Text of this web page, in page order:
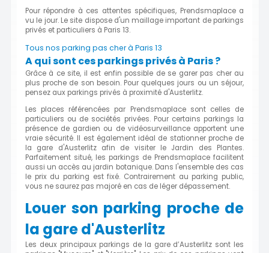
Pour répondre à ces attentes spécifiques, Prendsmaplace a
vu le jour. Le site dispose d'un maillage important de parkings
privés et particuliers à Paris 13.
Tous nos parking pas cher à Paris 13
A qui sont ces parkings privés à Paris ?
Grâce à ce site, il est enfin possible de se garer pas cher au
plus proche de son besoin. Pour quelques jours ou un séjour,
pensez aux parkings privés à proximité d'Austerlitz.
Les places référencées par Prendsmaplace sont celles de
particuliers ou de sociétés privées. Pour certains parkings la
présence de gardien ou de vidéosurveillance apportent une
vraie sécurité. Il est également idéal de stationner proche de
la gare d'Austerlitz afin de visiter le Jardin des Plantes.
Parfaitement situé, les parkings de Prendsmaplace facilitent
aussi un accès au jardin botanique. Dans l'ensemble des cas
le prix du parking est fixé. Contrairement au parking public,
vous ne saurez pas majoré en cas de léger dépassement.
Louer son parking proche de
la gare d'Austerlitz
Les deux principaux parkings de la gare d’Austerlitz sont les